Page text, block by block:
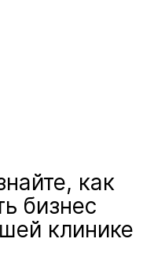
как
бизнес
клинике